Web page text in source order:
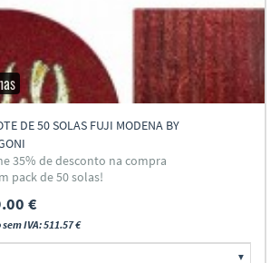
DE 50 SOLAS FUJI MODENA BY
35% de desconto na compra
pack de 50 solas!
€
IVA: 511.57 €